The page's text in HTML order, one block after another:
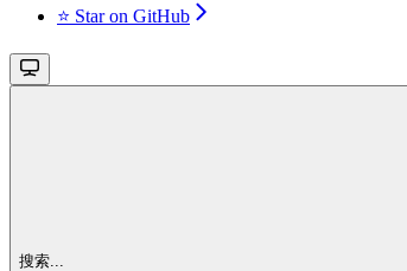
⭐ Star on GitHub
搜索...